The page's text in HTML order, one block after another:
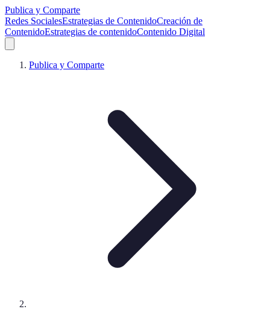
Publica y Comparte
Redes SocialesEstrategias de ContenidoCreación de
ContenidoEstrategias de contenidoContenido Digital
Publica y Comparte